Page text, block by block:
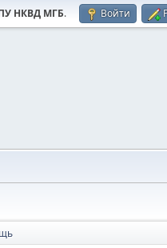
НКВД МГБ. Войти